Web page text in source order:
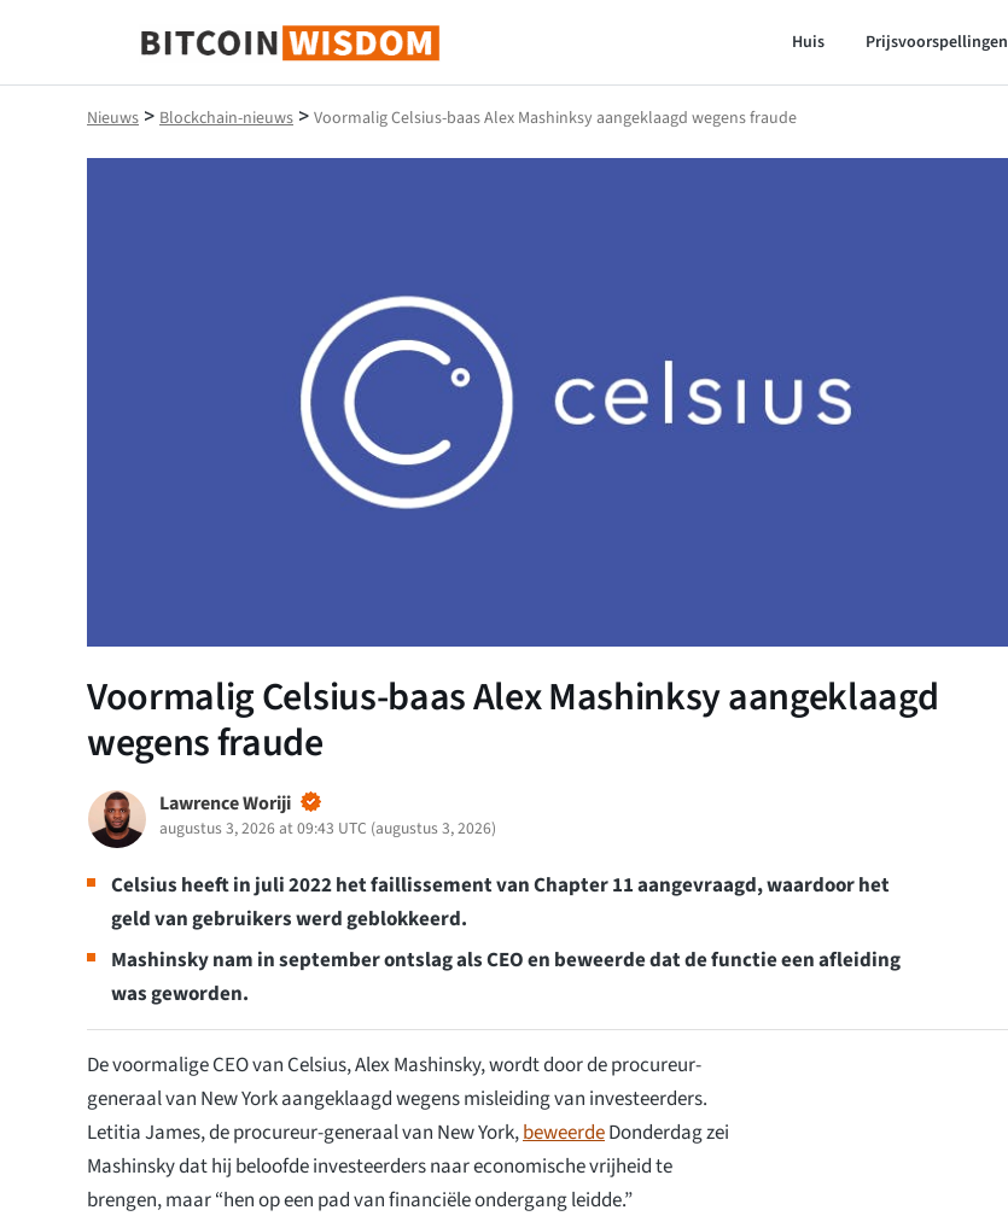
Bitcoin-wijsheid
Huis Prijsvoorspellingen
Nieuws > Blockchain-nieuws > Voormalig Celsius-baas Alex Mashinksy aangeklaagd wegens fraude
Voormalig Celsius-baas Alex Mashinksy aangeklaagd
wegens fraude
Lawrence Woriji
augustus 3, 2026 at 09:43 UTC (augustus 3, 2026)
Celsius heeft in juli 2022 het faillissement van Chapter 11 aangevraagd, waardoor het
geld van gebruikers werd geblokkeerd.
Mashinsky nam in september ontslag als CEO en beweerde dat de functie een afleiding
was geworden.
De voormalige CEO van Celsius, Alex Mashinsky, wordt door de procureur-
generaal van New York aangeklaagd wegens misleiding van investeerders.
Letitia James, de procureur-generaal van New York,beweerdeDonderdag zei
Mashinsky dat hij beloofde investeerders naar economische vrijheid te
brengen, maar “hen op een pad van financiële ondergang leidde.”